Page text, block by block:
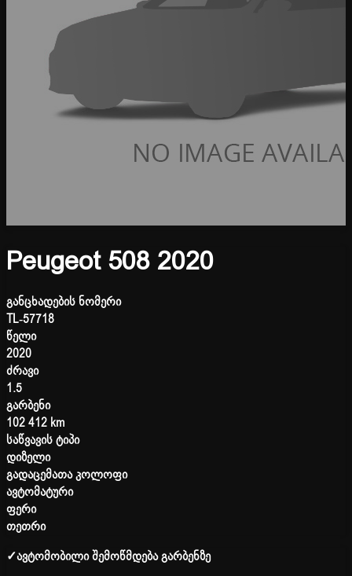
Peugeot 508 2020
განცხადების ნომერი
TL-57718
წელი
2020
ძრავი
1.5
გარბენი
102 412 km
საწვავის ტიპი
დიზელი
გადაცემათა კოლოფი
ავტომატური
ფერი
თეთრი
✓ავტომობილი შემოწმდება გარბენზე